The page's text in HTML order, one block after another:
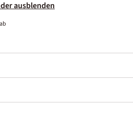
ausblenden